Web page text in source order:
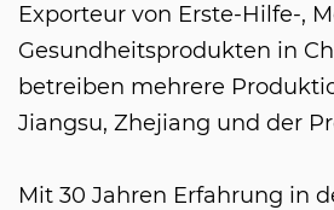
Exporteur von Erste-Hilfe-,
Gesundheitsprodukten in
betreiben mehrere
Jiangsu, Zhejiang und der
Mit 30 Jahren Erfahrung in